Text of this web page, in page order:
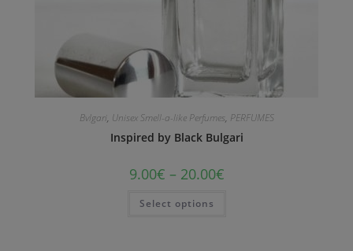
Bvlgari, Unisex Smell-a-like Perfumes, PERFUMES
Inspired by Black Bulgari
9.00€ – 20.00€
Select options